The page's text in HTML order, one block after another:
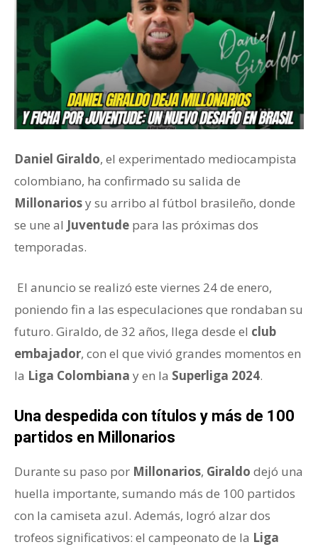
Daniel Giraldo, el experimentado mediocampista
colombiano, ha confirmado su salida de
Millonariosy su arribo al fútbol brasileño, donde
se une al Juventude para las próximas dos
temporadas.
El anuncio se realizó este viernes 24 de enero,
poniendo fin a las especulaciones que rondaban su
futuro. Giraldo, de 32 años, llega desde el club
embajador, con el que vivió grandes momentos en
la Liga Colombiana y en la Superliga 2024.
Una despedida con títulos y más de 100
partidos en Millonarios
Durante su paso por Millonarios, Giraldo dejó una
huella importante, sumando más de 100 partidos
con la camiseta azul. Además, logró alzar dos
trofeos significativos: el campeonato de la Liga